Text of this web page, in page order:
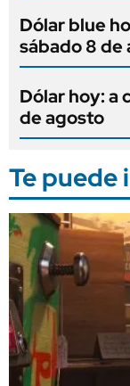
Dólar blue
sábado 8 de
Dólar hoy: a
de agosto
Te puede